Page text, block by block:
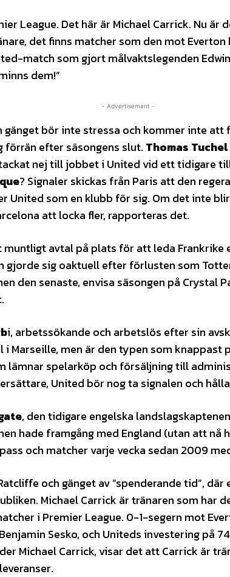
League. Det här är Michael Carrick. Nu
det finns matcher som den mot
match som gjort målvaktslegenden
dem!”
- Advertisement -
gänget bör inte stressa och kommer inte
förrän efter säsongens slut. Thomas Tuchel
nej till jobbet i United vid ett tidigare
? Signaler skickas från Paris att den
United som en klubb för sig. Om det inte
att locka fler, rapporteras det.
muntligt avtal på plats för att leda Frankrike
gjorde sig oaktuell efter förlusten som
den senaste, envisa säsongen på Crystal
i, arbetssökande och arbetslös efter sin
Marseille, men är den typen som knappast
lämnar spelarköp och försäljning till
United bör nog ta signalen och
, den tidigare engelska
hade framgång med England (utan att
och matcher varje vecka sedan 2009
och gänget av ”spenderande tid”,
Michael Carrick är tränaren som har
i Premier League. 0-1-segern mot
Sesko, och Uniteds investering på
Michael Carrick, visar det att Carrick är